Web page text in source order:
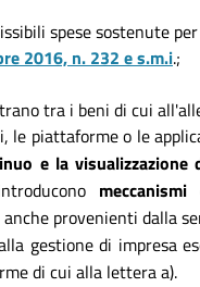
spese sostenute
2016, n. 232 e s.m.i.;
tra i beni di cui
le piattaforme o le
e la
provenienti dalla
gestione di impresa
di cui alla lettera a).